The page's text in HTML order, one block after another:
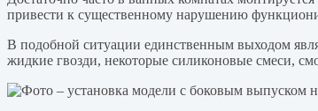
привести к существенному нарушению
В подобной ситуации единственным выходом
жидкие гвозди, некоторые силиконовые смеси,